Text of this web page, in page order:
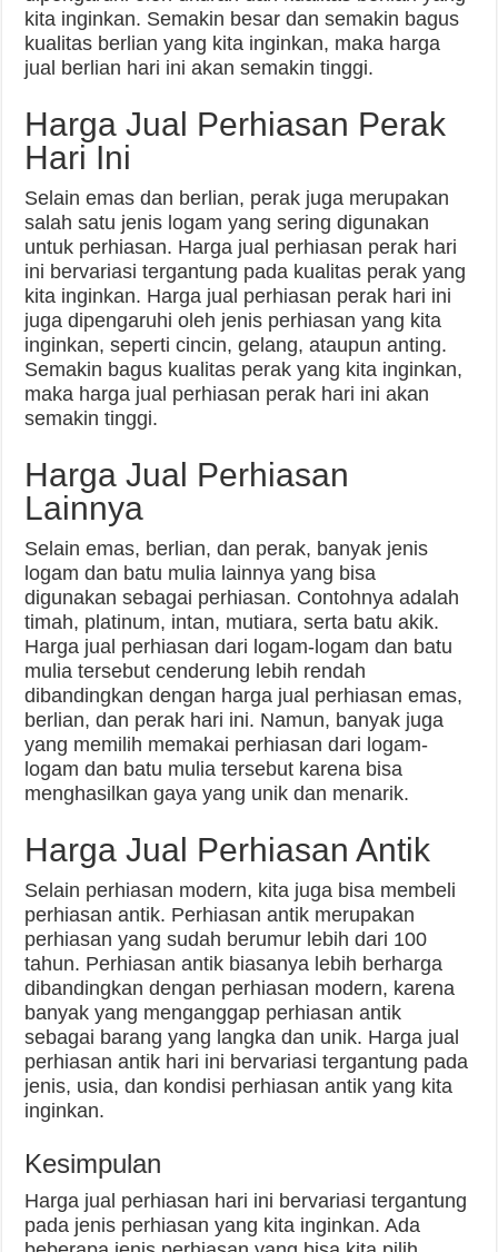
kita inginkan. Semakin besar dan semakin bagus
kualitas berlian yang kita inginkan, maka harga
jual berlian hari ini akan semakin tinggi.
Harga Jual Perhiasan Perak
Hari Ini
Selain emas dan berlian, perak juga merupakan
salah satu jenis logam yang sering digunakan
untuk perhiasan. Harga jual perhiasan perak hari
ini bervariasi tergantung pada kualitas perak yang
kita inginkan. Harga jual perhiasan perak hari ini
juga dipengaruhi oleh jenis perhiasan yang kita
inginkan, seperti cincin, gelang, ataupun anting.
Semakin bagus kualitas perak yang kita inginkan,
maka harga jual perhiasan perak hari ini akan
semakin tinggi.
Harga Jual Perhiasan
Lainnya
Selain emas, berlian, dan perak, banyak jenis
logam dan batu mulia lainnya yang bisa
digunakan sebagai perhiasan. Contohnya adalah
timah, platinum, intan, mutiara, serta batu akik.
Harga jual perhiasan dari logam-logam dan batu
mulia tersebut cenderung lebih rendah
dibandingkan dengan harga jual perhiasan emas,
berlian, dan perak hari ini. Namun, banyak juga
yang memilih memakai perhiasan dari logam-
logam dan batu mulia tersebut karena bisa
menghasilkan gaya yang unik dan menarik.
Harga Jual Perhiasan Antik
Selain perhiasan modern, kita juga bisa membeli
perhiasan antik. Perhiasan antik merupakan
perhiasan yang sudah berumur lebih dari 100
tahun. Perhiasan antik biasanya lebih berharga
dibandingkan dengan perhiasan modern, karena
banyak yang menganggap perhiasan antik
sebagai barang yang langka dan unik. Harga jual
perhiasan antik hari ini bervariasi tergantung pada
jenis, usia, dan kondisi perhiasan antik yang kita
inginkan.
Kesimpulan
Harga jual perhiasan hari ini bervariasi tergantung
pada jenis perhiasan yang kita inginkan. Ada